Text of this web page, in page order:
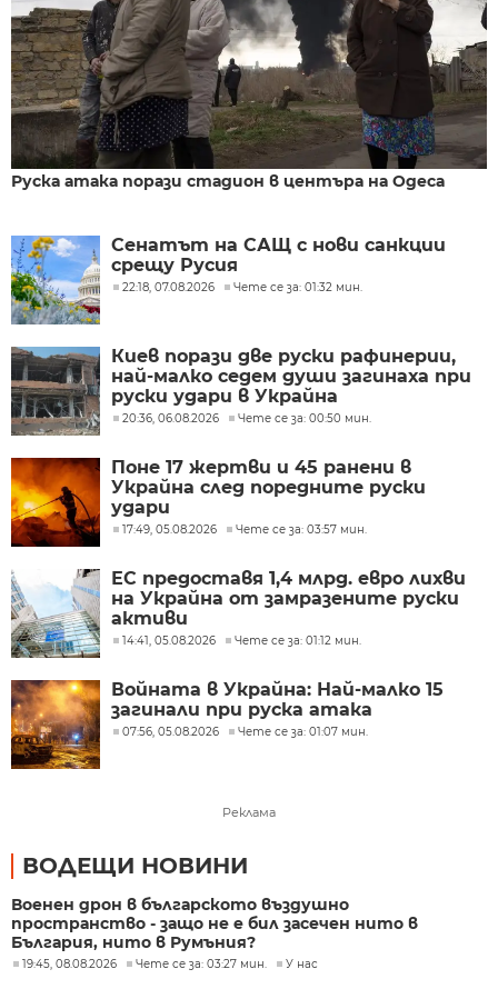
Руска атака порази стадион в центъра на Одеса
Сенатът на САЩ с нови санкции
срещу Русия
22:18, 07.08.2026 Чете се за: 01:32 мин.
Киев порази две руски рафинерии,
най-малко седем души загинаха при
руски удари в Украйна
20:36, 06.08.2026 Чете се за: 00:50 мин.
Поне 17 жертви и 45 ранени в
Украйна след поредните руски
удари
17:49, 05.08.2026 Чете се за: 03:57 мин.
ЕС предоставя 1,4 млрд. евро лихви
на Украйна от замразените руски
активи
14:41, 05.08.2026 Чете се за: 01:12 мин.
Войната в Украйна: Най-малко 15
загинали при руска атака
07:56, 05.08.2026 Чете се за: 01:07 мин.
Реклама
ВОДЕЩИ НОВИНИ
Военен дрон в българското въздушно
пространство - защо не е бил засечен нито в
България, нито в Румъния?
19:45, 08.08.2026 Чете се за: 03:27 мин. У нас